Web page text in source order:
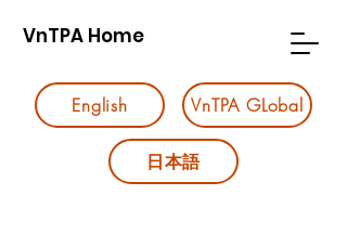
VnTPA Home
English VnTPA GLobal
日本語